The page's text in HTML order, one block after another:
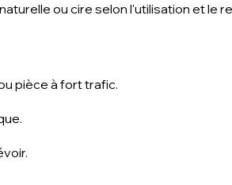
ou cire selon l'utilisation et le
pièce à fort trafic.